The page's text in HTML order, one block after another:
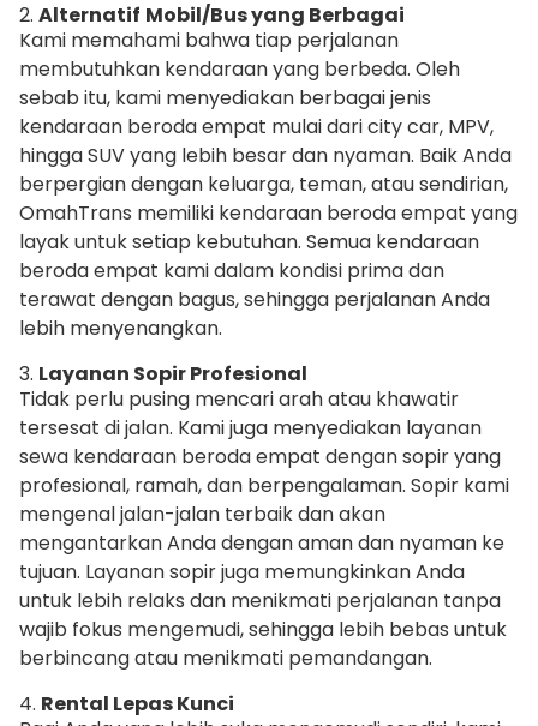
2. Alternatif Mobil/Bus yang Berbagai
Kami memahami bahwa tiap perjalanan
membutuhkan kendaraan yang berbeda. Oleh
sebab itu, kami menyediakan berbagai jenis
kendaraan beroda empat mulai dari city car, MPV,
hingga SUV yang lebih besar dan nyaman. Baik Anda
berpergian dengan keluarga, teman, atau sendirian,
OmahTrans memiliki kendaraan beroda empat yang
layak untuk setiap kebutuhan. Semua kendaraan
beroda empat kami dalam kondisi prima dan
terawat dengan bagus, sehingga perjalanan Anda
lebih menyenangkan.
3. Layanan Sopir Profesional
Tidak perlu pusing mencari arah atau khawatir
tersesat di jalan. Kami juga menyediakan layanan
sewa kendaraan beroda empat dengan sopir yang
profesional, ramah, dan berpengalaman. Sopir kami
mengenal jalan-jalan terbaik dan akan
mengantarkan Anda dengan aman dan nyaman ke
tujuan. Layanan sopir juga memungkinkan Anda
untuk lebih relaks dan menikmati perjalanan tanpa
wajib fokus mengemudi, sehingga lebih bebas untuk
berbincang atau menikmati pemandangan.
4. Rental Lepas Kunci